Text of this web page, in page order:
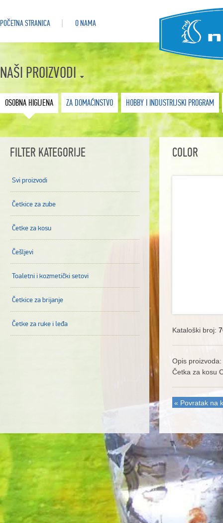
POČETNA STRANICA O NAMA
NAŠI PROIZVODI
OSOBNA HIGIJENA ZA DOMAĆINSTVO HOBBY I INDUSTRIJSKI PROGRAM
FILTER KATEGORIJE
Svi proizvodi
Četkice za zube
Četke za kosu
Češljevi
Toaletni i kozmetički setovi
Četkice za brijanje
Četke za ruke i leđa
COLOR
Kataloški broj:
Opis proizvoda:
Četka za kosu
« Povratak na